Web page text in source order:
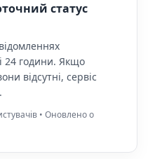
статус
24 години. Якщо
відсутні, сервіс
• Оновлено о